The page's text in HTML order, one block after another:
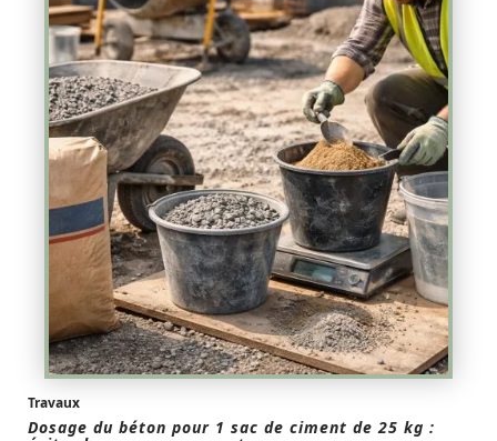
Travaux
Dosage du béton pour 1 sac de ciment de 25 kg :